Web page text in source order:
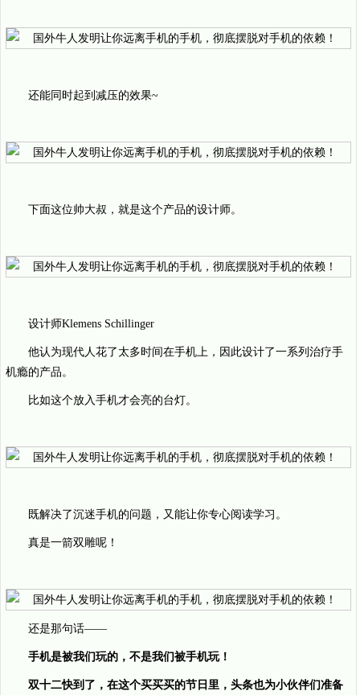
还能同时起到减压的效果~
下面这位帅大叔，就是这个产品的设计师。
设计师Klemens Schillinger
他认为现代人花了太多时间在手机上，因此设计了一系列治疗手
机瘾的产品。
比如这个放入手机才会亮的台灯。
既解决了沉迷手机的问题，又能让你专心阅读学习。
真是一箭双雕呢！
还是那句话——
手机是被我们玩的，不是我们被手机玩！
双十二快到了，在这个买买买的节日里，头条也为小伙伴们准备